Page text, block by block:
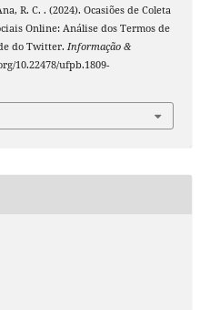
R. C. . (2024). Ocasiões de Coleta
Online: Análise dos Termos de
do Twitter. Informação &
10.22478/ufpb.1809-